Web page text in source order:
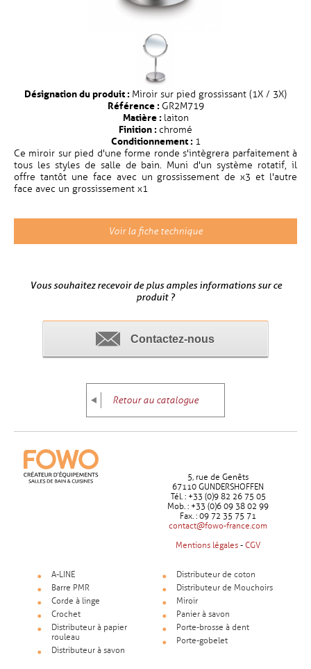
Désignation du produit : Miroir sur pied grossissant (1X / 3X)
Référence : GR2M719
Matière : laiton
Finition : chromé
Conditionnement : 1
Ce miroir sur pied d'une forme ronde s'intègrera parfaitement à
tous les styles de salle de bain. Muni d'un système rotatif, il
offre tantôt une face avec un grossissement de x3 et l'autre
face avec un grossissement x1
Voir la fiche technique
Vous souhaitez recevoir de plus amples informations sur ce
produit ?
Contactez-nous
Retour au catalogue
5, rue de Genêts
67110 GUNDERSHOFFEN
Tél. : +33 (0)9 82 26 75 05
Mob. : +33 (0)6 09 38 02 99
Fax. : 09 72 35 75 71
contact@fowo-france.com
Mentions légales - CGV
A-LINE
Barre PMR
Corde à linge
Crochet
Distributeur à papier
rouleau
Distributeur à savon
Distributeur de coton
Distributeur de Mouchoirs
Miroir
Panier à savon
Porte-brosse à dent
Porte-gobelet